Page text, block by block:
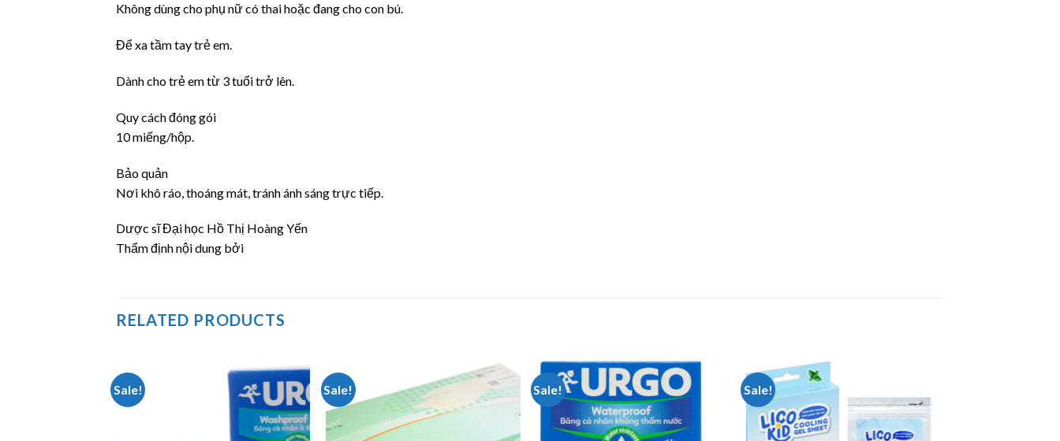
Không dùng cho phụ nữ có thai hoặc đang cho con bú.
Để xa tầm tay trẻ em.
Dành cho trẻ em từ 3 tuổi trở lên.
Quy cách đóng gói
10 miếng/hộp.
Bảo quản
Nơi khô ráo, thoáng mát, tránh ánh sáng trực tiếp.
Dược sĩ Đại học Hồ Thị Hoàng Yến
Thẩm định nội dung bởi
RELATED PRODUCTS
Sale! Sale! Sale! Sale!